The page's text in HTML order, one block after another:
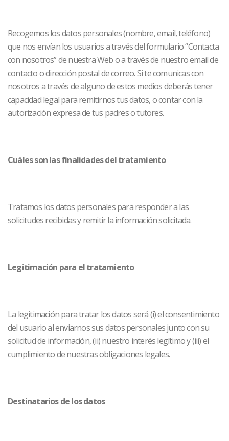
Recogemos los datos personales (nombre, email, teléfono)
que nos envían los usuarios a través del formulario “Contacta
con nosotros” de nuestra Web o a través de nuestro email de
contacto o dirección postal de correo. Si te comunicas con
nosotros a través de alguno de estos medios deberás tener
capacidad legal para remitirnos tus datos, o contar con la
autorización expresa de tus padres o tutores.
Cuáles son las finalidades del tratamiento
Tratamos los datos personales para responder a las
solicitudes recibidas y remitir la información solicitada.
Legitimación para el tratamiento
La legitimación para tratar los datos será (i) el consentimiento
del usuario al enviarnos sus datos personales junto con su
solicitud de información, (ii) nuestro interés legítimo y (iii) el
cumplimiento de nuestras obligaciones legales.
Destinatarios de los datos